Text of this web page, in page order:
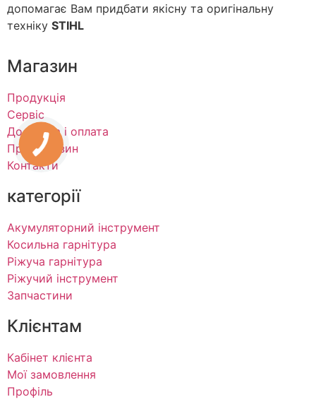
допомагає Вам придбати якісну та оригінальну
техніку STIHL
Магазин
Продукція
Сервіс
Доставка і оплата
Про магазин
Контакти
категорії
Акумуляторний інструмент
Косильна гарнітура
Ріжуча гарнітура
Ріжучий інструмент
Запчастини
Клієнтам
Кабінет клієнта
Мої замовлення
Профіль